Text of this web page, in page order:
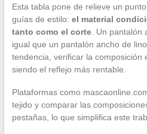
Esta tabla pone de relieve un
guías de estilo: el material
tanto como el corte. Un pantalón
igual que un pantalón ancho de
tendencia, verificar la composición
siendo el reflejo más rentable.
Plataformas como
tejido y comparar las
pestañas, lo que simplifica este